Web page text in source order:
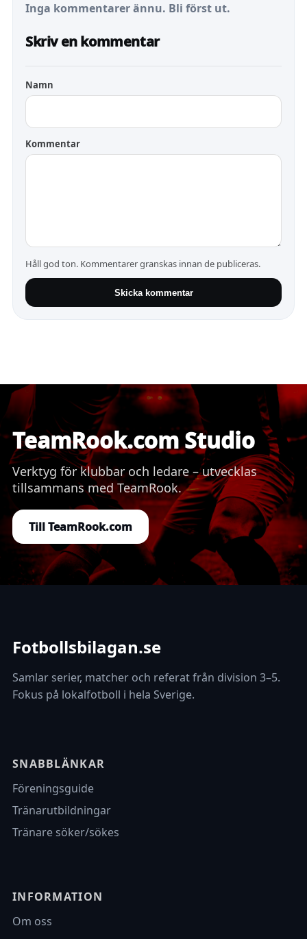
Inga kommentarer ännu. Bli först ut.
Skriv en kommentar
Namn
Kommentar
Håll god ton. Kommentarer granskas innan de publiceras.
Skicka kommentar
TeamRook.com Studio
Verktyg för klubbar och ledare – utvecklas
tillsammans med TeamRook.
Till TeamRook.com
Fotbollsbilagan.se
Samlar serier, matcher och referat från division 3–5.
Fokus på lokalfotboll i hela Sverige.
SNABBLÄNKAR
Föreningsguide
Tränarutbildningar
Tränare söker/sökes
INFORMATION
Om oss